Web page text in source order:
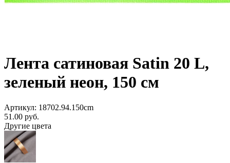
Лента сатиновая Satin 20 L,
зеленый неон, 150 см
Артикул: 18702.94.150cm
51.00 руб.
Другие цвета